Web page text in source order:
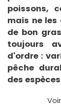
poissons,
mais ne
de bon
toujours
d'ordre :
pêche
des